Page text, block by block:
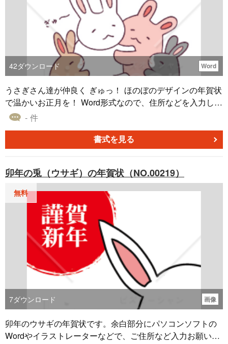
42ダウンロード Word
うさぎさん達が仲良く ぎゅっ！ ほのぼのデザインの年賀状
で温かいお正月を！ Word形式なので、住所などを入力して
お使いいただけます。
- 件
書式を見る
卯年の兎（ウサギ）の年賀状（NO.00219）
無料
7ダウンロード 画像
卯年のウサギの年賀状です。余白部分にパソコンソフトの
Wordやイラストレーターなどで、ご住所など入力お願い致